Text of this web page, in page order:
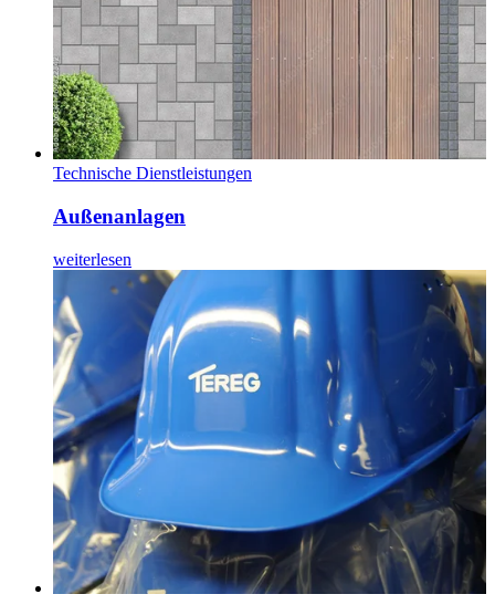
Technische Dienstleistungen
Außenanlagen
weiterlesen